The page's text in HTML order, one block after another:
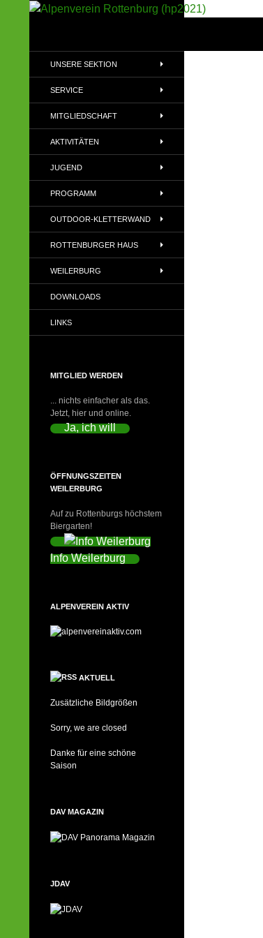
(DAV)
UNSERE SEKTION
SERVICE
MITGLIEDSCHAFT
AKTIVITÄTEN
JUGEND
PROGRAMM
OUTDOOR-KLETTERWAND
ROTTENBURGER HAUS
WEILERBURG
DOWNLOADS
LINKS
MITGLIED WERDEN
... nichts einfacher als das.
Jetzt, hier und online.
Ja, ich will
ÖFFNUNGSZEITEN
WEILERBURG
Auf zu Rottenburgs höchstem
Biergarten!
Info Weilerburg
ALPENVEREIN AKTIV
AKTUELL
Zusätzliche Bildgrößen
Sorry, we are closed
Danke für eine schöne
Saison
DAV MAGAZIN
JDAV